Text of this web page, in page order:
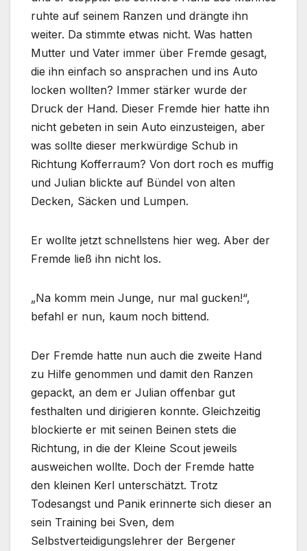
ruhte auf seinem Ranzen und drängte ihn
weiter. Da stimmte etwas nicht. Was hatten
Mutter und Vater immer über Fremde gesagt,
die ihn einfach so ansprachen und ins Auto
locken wollten? Immer stärker wurde der
Druck der Hand. Dieser Fremde hier hatte ihn
nicht gebeten in sein Auto einzusteigen, aber
was sollte dieser merkwürdige Schub in
Richtung Kofferraum? Von dort roch es muffig
und Julian blickte auf Bündel von alten
Decken, Säcken und Lumpen.
Er wollte jetzt schnellstens hier weg. Aber der
Fremde ließ ihn nicht los.
„Na komm mein Junge, nur mal gucken!“,
befahl er nun, kaum noch bittend.
Der Fremde hatte nun auch die zweite Hand
zu Hilfe genommen und damit den Ranzen
gepackt, an dem er Julian offenbar gut
festhalten und dirigieren konnte. Gleichzeitig
blockierte er mit seinen Beinen stets die
Richtung, in die der Kleine Scout jeweils
ausweichen wollte. Doch der Fremde hatte
den kleinen Kerl unterschätzt. Trotz
Todesangst und Panik erinnerte sich dieser an
sein Training bei Sven, dem
Selbstverteidigungslehrer der Bergener